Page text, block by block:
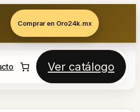
Comprar en Oro24k.mx
Ver catálogo